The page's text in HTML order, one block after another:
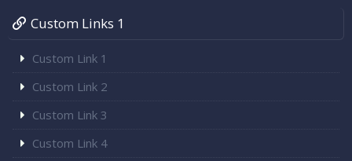
Custom Links 1
Custom Link 1
Custom Link 2
Custom Link 3
Custom Link 4